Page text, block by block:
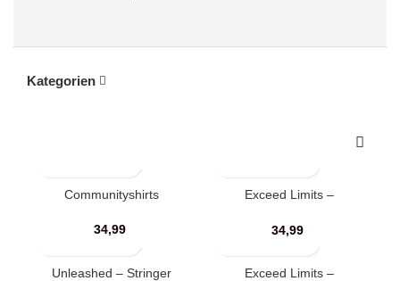
Kategorien
Communityshirts
34,99
Exceed Limits –
(Herren)
34,99
Unleashed – Stringer
Exceed Limits –